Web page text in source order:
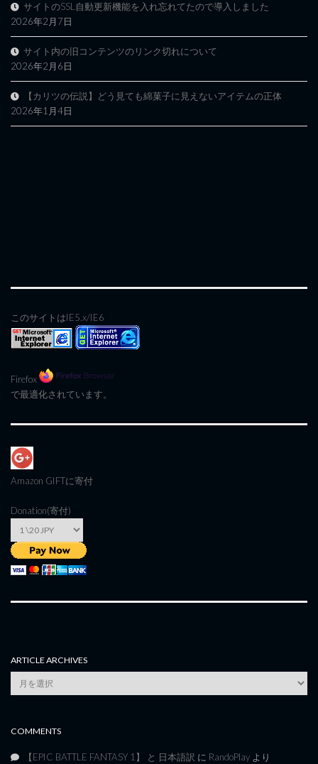
サイトのSSL自動更新機能を入れ忘れてたので導入しました
2026年2月7日
サイト内の旧コンテンツのリンク切れについて
2026年2月6日
【カリツの伝説】どう見ても綿菓子に見えないアイテムの正体
2026年1月4日
このサイトはIE5.x/IE6
Firefox
で最適化されています。
Amazon GIFTに寄付
Donation(寄付)
ARTICLE ARCHIVES
Article
Archives
COMMENTS
【EPIC BATTLE FANTASY 1】 と 日本語訳 に RandoPlay より